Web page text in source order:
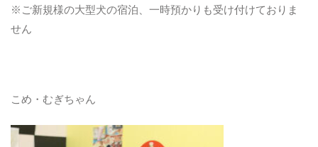
※ご新規様の大型犬の宿泊、一時預かりも受け付けておりま
せん
こめ・むぎちゃん